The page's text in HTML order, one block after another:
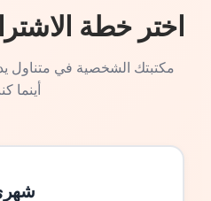
اختر خطة
مكتبتك الشخصية في متناول
أينما